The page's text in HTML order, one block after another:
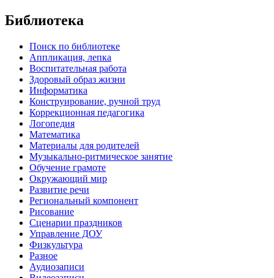
Библиотека
Поиск по библиотеке
Аппликация, лепка
Воспитательная работа
Здоровый образ жизни
Информатика
Конструирование, ручной труд
Коррекционная педагогика
Логопедия
Математика
Материалы для родителей
Музыкально-ритмическое занятие
Обучение грамоте
Окружающий мир
Развитие речи
Региональный компонент
Рисование
Сценарии праздников
Управление ДОУ
Физкультура
Разное
Аудиозаписи